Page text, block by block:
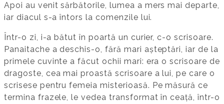
Apoi au venit sărbătorile, lumea a mers mai departe,
iar diacul s-a întors la comenzile lui.
Într-o zi, i-a bătut în poartă un curier, c-o scrisoare.
Panaitache a deschis-o, fără mari așteptări, iar de la
primele cuvinte a făcut ochii mari: era o scrisoare de
dragoste, cea mai proastă scrisoare a lui, pe care o
scrisese pentru femeia misterioasă. Pe măsură ce
termina frazele, le vedea transformat în ceață, într-o